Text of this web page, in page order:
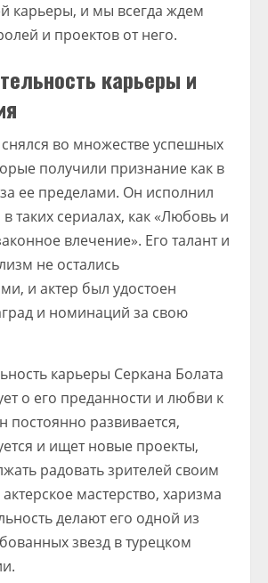
карьеры, и мы всегда ждем
и проектов от него.
карьеры и
во множестве успешных
получили признание как в
ее пределами. Он исполнил
таких сериалах, как «Любовь и
влечение». Его талант и
не остались
и актер был удостоен
и номинаций за свою
карьеры Серкана Болата
о его преданности и любви к
постоянно развивается,
и ищет новые проекты,
радовать зрителей своим
мастерство, харизма
делают его одной из
звезд в турецком